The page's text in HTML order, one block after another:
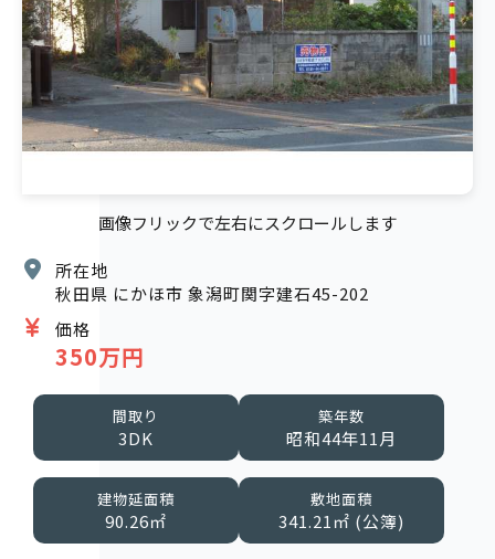
所在地
秋田県 にかほ市 象潟町関字建石45-202
価格
350万円
間取り
3DK
築年数
昭和44年11月
建物延面積
90.26㎡
敷地面積
341.21㎡ (公簿)
画像フリックで左右にスクロールします